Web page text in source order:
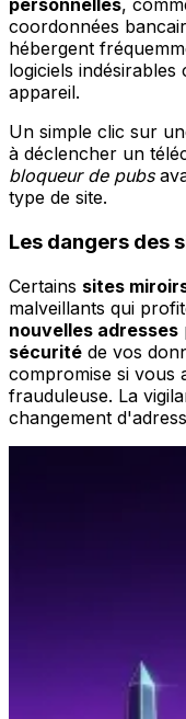
personnelles,
coordonnées
hébergent
logiciels
appareil.
Un simple clic sur
à déclencher un
bloqueur de pubs
type de site.
Les dangers des
Certains sites
malveillants qui
nouvelles adresses
sécurité de vos
compromise si vous
frauduleuse. La
changement